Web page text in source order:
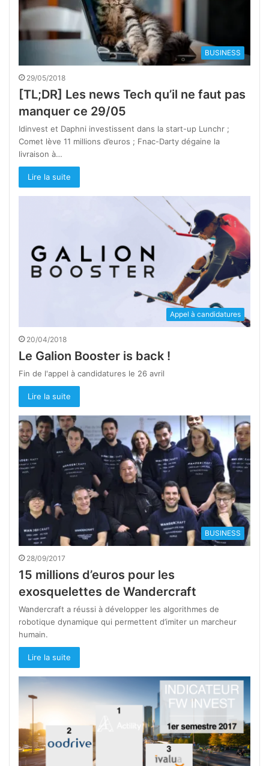
BUSINESS
29/05/2018
[TL;DR] Les news Tech qu’il ne faut pas
manquer ce 29/05
Idinvest et Daphni investissent dans la start-up Lunchr ;
Comet lève 11 millions d’euros ; Fnac-Darty dégaine la
livraison à…
Lire la suite
Appel à candidatures
20/04/2018
Le Galion Booster is back !
Fin de l'appel à candidatures le 26 avril
Lire la suite
BUSINESS
28/09/2017
15 millions d’euros pour les
exosquelettes de Wandercraft
Wandercraft a réussi à développer les algorithmes de
robotique dynamique qui permettent d’imiter un marcheur
humain.
Lire la suite